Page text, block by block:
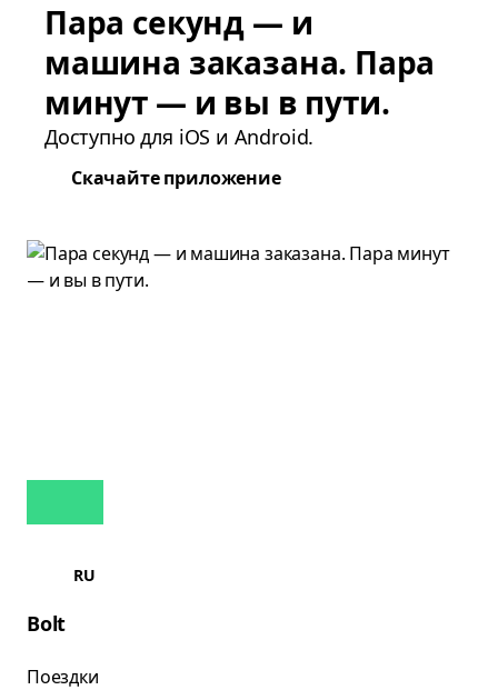
Пара секунд — и
машина заказана. Пара
минут — и вы в пути.
Доступно для iOS и Android.
Скачайте приложение
RU
Bolt
Поездки